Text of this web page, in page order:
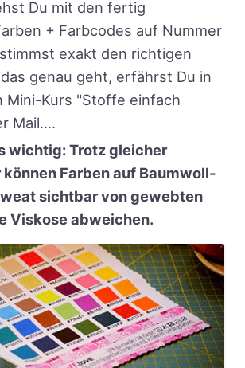
Du mit den fertig
+ Farbcodes auf Nummer
exakt den richtigen
genau geht, erfährst Du in
Mini-Kurs "Stoffe einfach
Mail....
wichtig: Trotz gleicher
Farben auf Baumwoll-
sichtbar von gewebten
Viskose abweichen.